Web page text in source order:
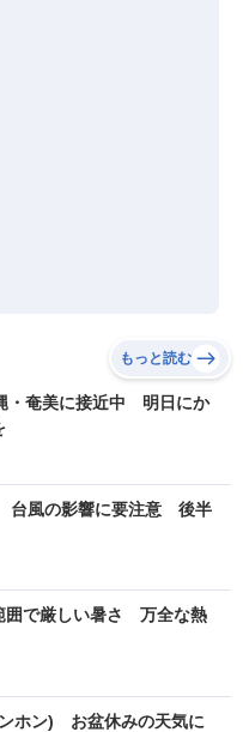
もっと読む
・奄美に接近中 明日にか
台風の影響に要注意 後半
囲で厳しい暑さ 万全な熱
ホン) お盆休みの天気に